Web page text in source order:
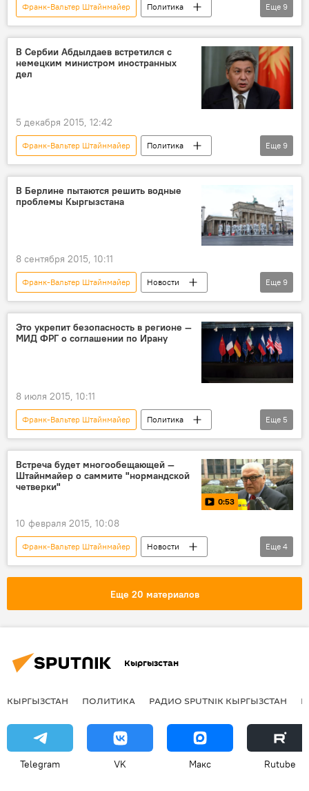
Франк-Вальтер Штайнмайер
Политика
Новости
Кыргызстан
Центральная Азия
МИД
визит
глава
турне
Еще 9
В Сербии Абдылдаев встретился с
немецким министром иностранных
дел
5 декабря 2015, 12:42
Франк-Вальтер Штайнмайер
Политика
Новости
В мире
Сербия
ФРГ
ОБСЕ
МИД
Еще 9
В Берлине пытаются решить водные
проблемы Кыргызстана
8 сентября 2015, 10:11
Франк-Вальтер Штайнмайер
Новости
Кыргызстан
Общество
В мире
Германия
Берлин
Центральная Азия
Еще 9
Это укрепит безопасность в регионе —
МИД ФРГ о соглашении по Ирану
8 июля 2015, 10:11
Франк-Вальтер Штайнмайер
Политика
Новости
В мире
Иран
Германия
переговоры
Еще 5
Встреча будет многообещающей —
Штайнмайер о саммите "нормандской
четверки"
0:53
10 февраля 2015, 10:08
Франк-Вальтер Штайнмайер
Новости
видео
Мнение
В мире
Еще 4
Еще 20 материалов
Кыргызстан
КЫРГЫЗСТАН ПОЛИТИКА РАДИО SPUTNIK КЫРГЫЗСТАН
Telegram VK Макс Rutube